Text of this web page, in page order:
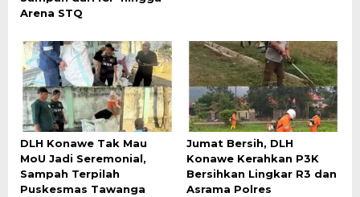
Arena STQ
DLH Konawe Tak Mau
MoU Jadi Seremonial,
Sampah Terpilah
Puskesmas Tawanga
Jumat Bersih, DLH
Konawe Kerahkan P3K
Bersihkan Lingkar R3 dan
Asrama Polres